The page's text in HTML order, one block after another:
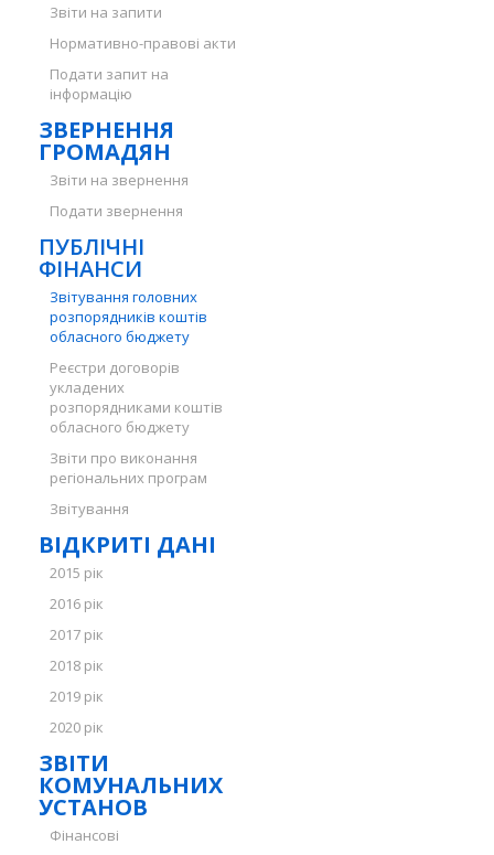
Звіти на запити
Нормативно-правові акти
Подати запит на
інформацію
ЗВЕРНЕННЯ
ГРОМАДЯН
Звіти на звернення
Подати звернення
ПУБЛІЧНІ
ФІНАНСИ
Звітування головних
розпорядників коштів
обласного бюджету
Реєстри договорів
укладених
розпорядниками коштів
обласного бюджету
Звіти про виконання
регіональних програм
Звітування
ВІДКРИТІ ДАНІ
2015 рік
2016 рік
2017 рік
2018 рік
2019 рік
2020 рік
ЗВІТИ
КОМУНАЛЬНИХ
УСТАНОВ
Фінансові